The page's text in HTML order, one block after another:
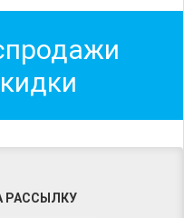
РАССЫЛКУ